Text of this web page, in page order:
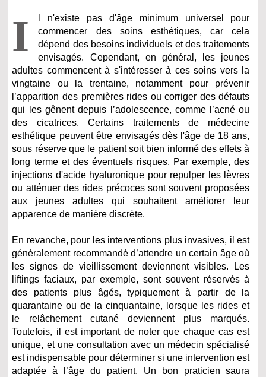
I
l n'existe pas d'âge minimum universel pour
commencer des soins esthétiques, car cela
dépend des besoins individuels et des traitements
envisagés. Cependant, en général, les jeunes
adultes commencent à s'intéresser à ces soins vers la
vingtaine ou la trentaine, notamment pour prévenir
l’apparition des premières rides ou corriger des défauts
qui les gênent depuis l’adolescence, comme l’acné ou
des cicatrices. Certains traitements de médecine
esthétique peuvent être envisagés dès l'âge de 18 ans,
sous réserve que le patient soit bien informé des effets à
long terme et des éventuels risques. Par exemple, des
injections d'acide hyaluronique pour repulper les lèvres
ou atténuer des rides précoces sont souvent proposées
aux jeunes adultes qui souhaitent améliorer leur
apparence de manière discrète.
En revanche, pour les interventions plus invasives, il est
généralement recommandé d’attendre un certain âge où
les signes de vieillissement deviennent visibles. Les
liftings faciaux, par exemple, sont souvent réservés à
des patients plus âgés, typiquement à partir de la
quarantaine ou de la cinquantaine, lorsque les rides et
le relâchement cutané deviennent plus marqués.
Toutefois, il est important de noter que chaque cas est
unique, et une consultation avec un médecin spécialisé
est indispensable pour déterminer si une intervention est
adaptée à l’âge du patient. Un bon praticien saura